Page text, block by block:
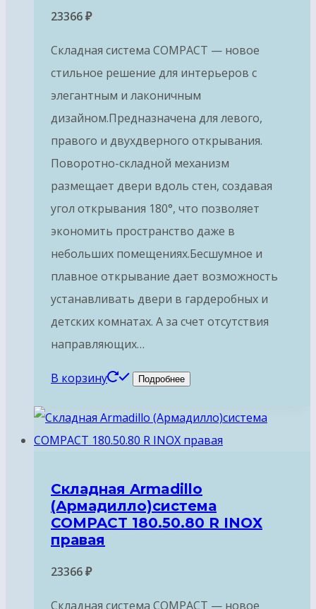
23366₽
Складная система COMPACT — новое
стильное решение для интерьеров с
элегантным и лаконичным
дизайном.Предназначена для левого,
правого и двухдверного открывания.
Поворотно-складной механизм
размещает двери вдоль стен, создавая
угол открывания 180°, что позволяет
экономить пространство даже в
небольших помещениях.Бесшумное и
плавное открывание дает возможность
устанавливать двери в гардеробных и
детских комнатах. А за счет отсутствия
направляющих…
В корзину Подробнее
Складная Armadillo
(Армадилло)система
COMPACT 180.50.80 R INOX
правая
23366₽
Складная система COMPACT — новое